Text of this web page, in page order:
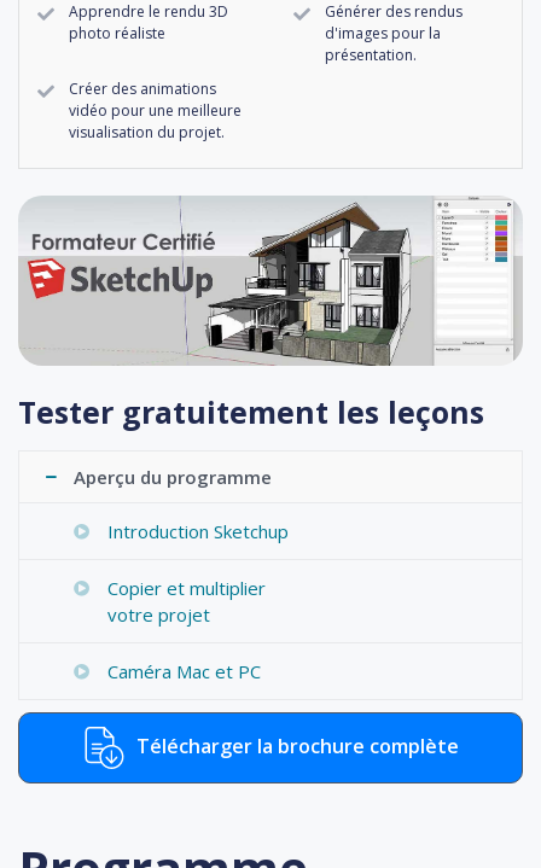
Apprendre le rendu 3D
photo réaliste
Générer des rendus
d'images pour la
présentation.
Créer des animations
vidéo pour une meilleure
visualisation du projet.
Tester gratuitement les leçons
Aperçu du programme
Introduction Sketchup
Copier et multiplier
votre projet
Caméra Mac et PC
Télécharger la brochure complète